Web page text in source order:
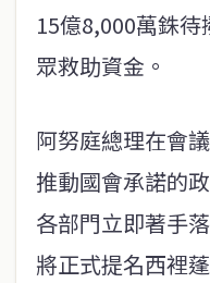
15億8,000萬銖
眾救助資金。
阿努庭總理在會
推動國會承諾的
各部門立即著手
將正式提名西裡